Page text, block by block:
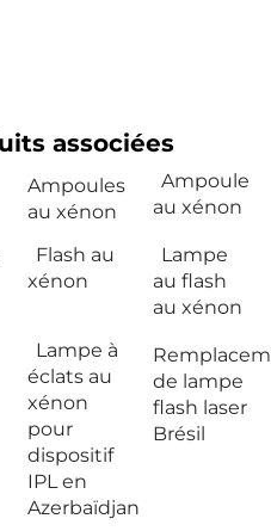
associées
Ampoules
au xénon
Ampoule
au xénon
Flash au
xénon
Lampe
au flash
au xénon
Lampe à
éclats au
xénon
pour
dispositif
IPL en
Azerbaïdjan
de lampe
flash laser
Brésil